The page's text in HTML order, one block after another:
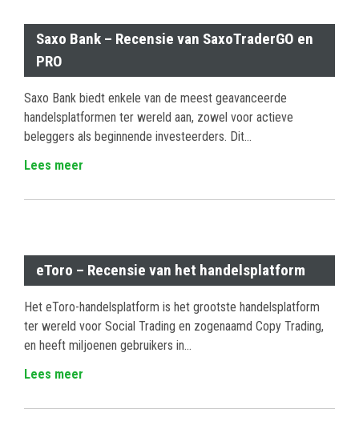
Saxo Bank – Recensie van SaxoTraderGO en
PRO
Saxo Bank biedt enkele van de meest geavanceerde
handelsplatformen ter wereld aan, zowel voor actieve
beleggers als beginnende investeerders. Dit...
Lees meer
eToro – Recensie van het handelsplatform
Het eToro-handelsplatform is het grootste handelsplatform
ter wereld voor Social Trading en zogenaamd Copy Trading,
en heeft miljoenen gebruikers in...
Lees meer